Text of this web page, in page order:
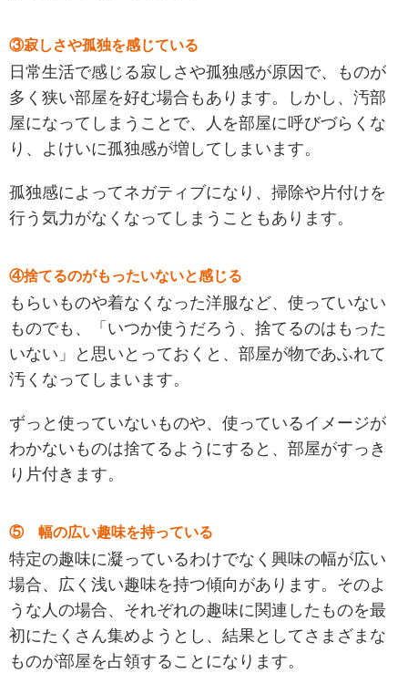
③寂しさや孤独を感じている
日常生活で感じる寂しさや孤独感が原因で、ものが
多く狭い部屋を好む場合もあります。しかし、汚部
屋になってしまうことで、人を部屋に呼びづらくな
り、よけいに孤独感が増してしまいます。
孤独感によってネガティブになり、掃除や片付けを
行う気力がなくなってしまうこともあります。
④捨てるのがもったいないと感じる
もらいものや着なくなった洋服など、使っていない
ものでも、「いつか使うだろう、捨てるのはもった
いない」と思いとっておくと、部屋が物であふれて
汚くなってしまいます。
ずっと使っていないものや、使っているイメージが
わかないものは捨てるようにすると、部屋がすっき
り片付きます。
⑤ 幅の広い趣味を持っている
特定の趣味に凝っているわけでなく興味の幅が広い
場合、広く浅い趣味を持つ傾向があります。そのよ
うな人の場合、それぞれの趣味に関連したものを最
初にたくさん集めようとし、結果としてさまざまな
ものが部屋を占領することになります。